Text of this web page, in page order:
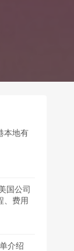
本地有
国公司
、费用
介绍